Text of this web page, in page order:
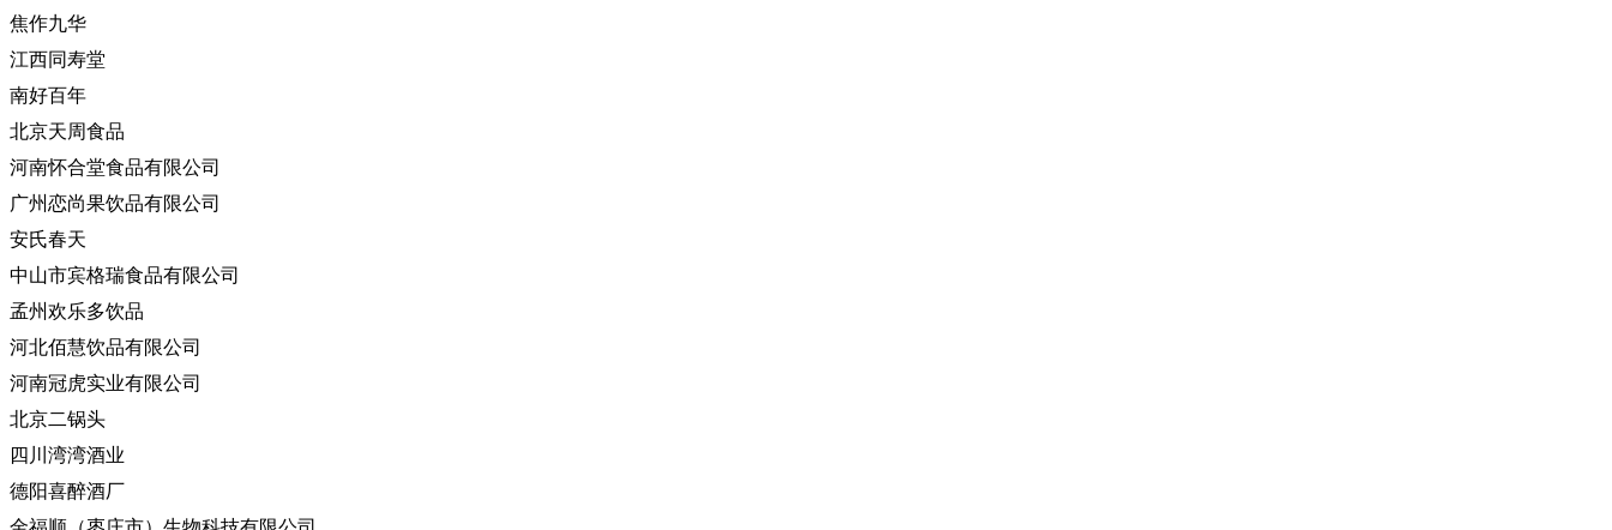
焦作九华
江西同寿堂
南好百年
北京天周食品
河南怀合堂食品有限公司
广州恋尚果饮品有限公司
安氏春天
中山市宾格瑞食品有限公司
孟州欢乐多饮品
河北佰慧饮品有限公司
河南冠虎实业有限公司
北京二锅头
四川湾湾酒业
德阳喜醉酒厂